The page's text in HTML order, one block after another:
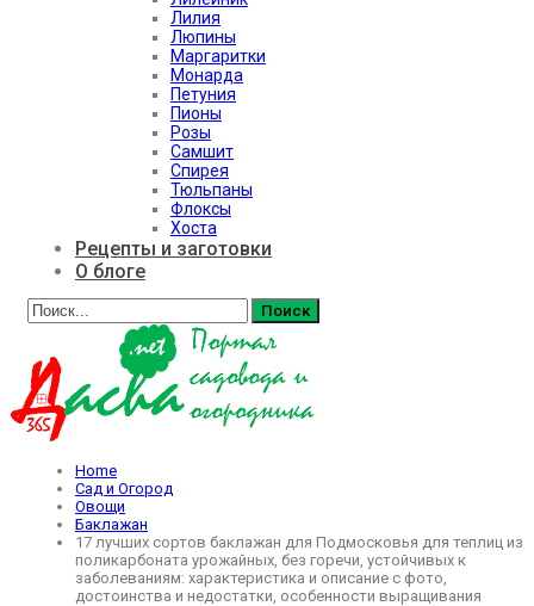
Лилия
Люпины
Маргаритки
Монарда
Петуния
Пионы
Розы
Самшит
Спирея
Тюльпаны
Флоксы
Хоста
Рецепты и заготовки
О блоге
Home
Сад и Огород
Овощи
Баклажан
17 лучших сортов баклажан для Подмосковья для теплиц из
поликарбоната урожайных, без горечи, устойчивых к
заболеваниям: характеристика и описание с фото,
достоинства и недостатки, особенности выращивания